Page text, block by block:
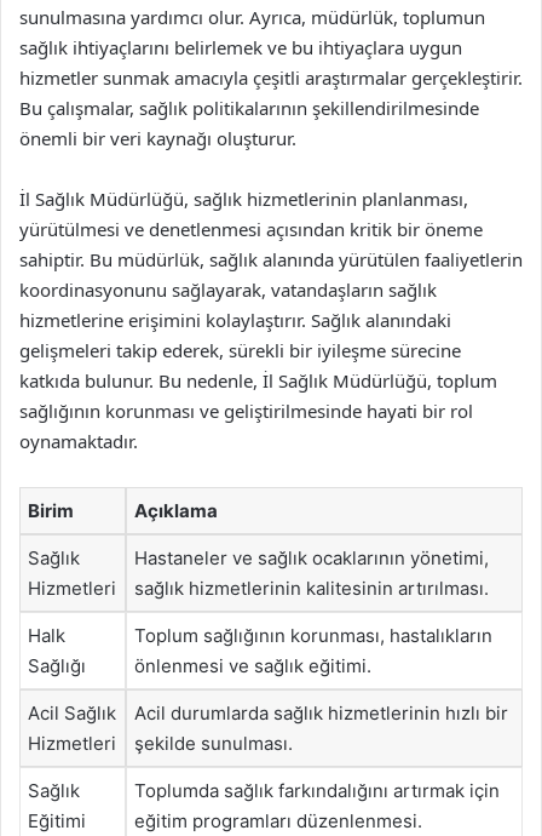
sunulmasına yardımcı olur. Ayrıca, müdürlük, toplumun
sağlık ihtiyaçlarını belirlemek ve bu ihtiyaçlara uygun
hizmetler sunmak amacıyla çeşitli araştırmalar gerçekleştirir.
Bu çalışmalar, sağlık politikalarının şekillendirilmesinde
önemli bir veri kaynağı oluşturur.
İl Sağlık Müdürlüğü, sağlık hizmetlerinin planlanması,
yürütülmesi ve denetlenmesi açısından kritik bir öneme
sahiptir. Bu müdürlük, sağlık alanında yürütülen faaliyetlerin
koordinasyonunu sağlayarak, vatandaşların sağlık
hizmetlerine erişimini kolaylaştırır. Sağlık alanındaki
gelişmeleri takip ederek, sürekli bir iyileşme sürecine
katkıda bulunur. Bu nedenle, İl Sağlık Müdürlüğü, toplum
sağlığının korunması ve geliştirilmesinde hayati bir rol
oynamaktadır.
Birim Açıklama
Sağlık
Hizmetleri
Hastaneler ve sağlık ocaklarının yönetimi,
sağlık hizmetlerinin kalitesinin artırılması.
Halk
Sağlığı
Toplum sağlığının korunması, hastalıkların
önlenmesi ve sağlık eğitimi.
Acil Sağlık
Hizmetleri
Acil durumlarda sağlık hizmetlerinin hızlı bir
şekilde sunulması.
Sağlık
Eğitimi
Toplumda sağlık farkındalığını artırmak için
eğitim programları düzenlenmesi.